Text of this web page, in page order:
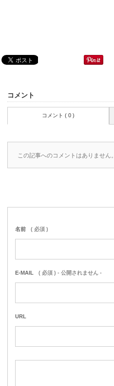
コメント
コメント ( 0 )
この記事へのコメントはありません。
名前 ( 必須 )
E-MAIL ( 必須 ) - 公開されません -
URL